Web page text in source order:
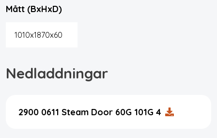
Mått (BxHxD)
1010x1870x60
Nedladdningar
2900 0611 Steam Door 60G 101G 4